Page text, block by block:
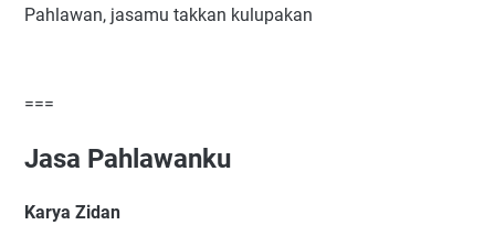
Pahlawan, jasamu takkan kulupakan
===
Jasa Pahlawanku
Karya Zidan